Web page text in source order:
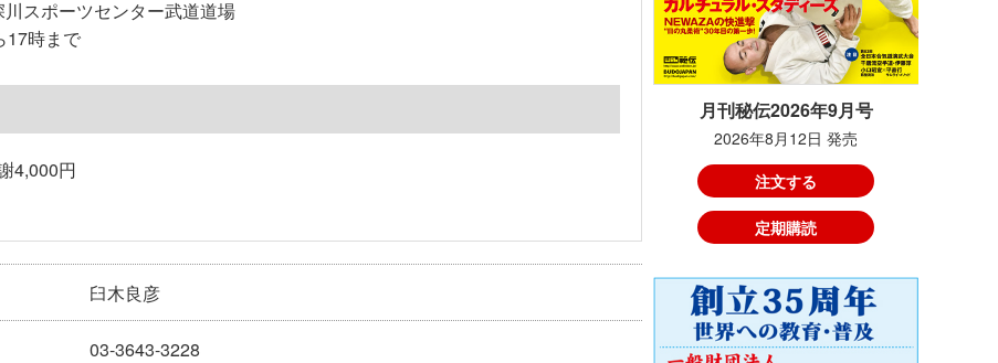
スポーツセンター武道道場
17時まで
4,000円
臼木良彦
03-3643-3228
月刊秘伝2026年9月号
2026年8月12日 発売
注文する
定期購読